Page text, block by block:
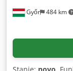
Győr 484 km